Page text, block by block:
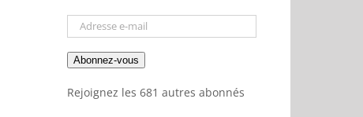
Adresse
mail
Abonnez-vous
Rejoignez les 681 autres abonnés